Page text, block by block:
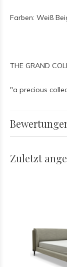
Farben: Weiß
THE GRAND
"a precious
Zuletzt